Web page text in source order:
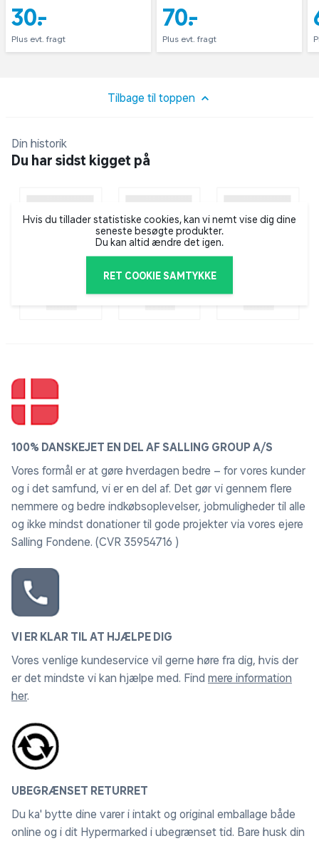
Påføring
Brug en pensel i træets længderetning – undgå
anvendelse i direkte solskin eller regnvejr.
30,-
Plus evt. fragt
70,-
Plus evt. fragt
Tilbage til toppen
Din historik
Du har sidst kigget på
Hvis du tillader statistiske cookies, kan vi nemt vise dig dine
seneste besøgte produkter.
Du kan altid ændre det igen.
RET COOKIE SAMTYKKE
100% DANSKEJET EN DEL AF SALLING GROUP A/S
Vores formål er at gøre hverdagen bedre – for vores kunder
og i det samfund, vi er en del af. Det gør vi gennem flere
nemmere og bedre indkøbsoplevelser, jobmuligheder til alle
og ikke mindst donationer til gode projekter via vores ejere
Salling Fondene. (CVR 35954716 )
VI ER KLAR TIL AT HJÆLPE DIG
Vores venlige kundeservice vil gerne høre fra dig, hvis der
er det mindste vi kan hjælpe med. Find mere information
her.
UBEGRÆNSET RETURRET
Du ka' bytte dine varer i intakt og original emballage både
online og i dit Hypermarked i ubegrænset tid. Bare husk din